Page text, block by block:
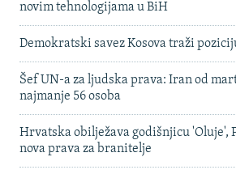
novim tehnologijama u BiH
Demokratski savez Kosova traži
Šef UN-a za ljudska prava: Iran od
najmanje 56 osoba
Hrvatska obilježava godišnjicu 'Oluje',
nova prava za branitelje